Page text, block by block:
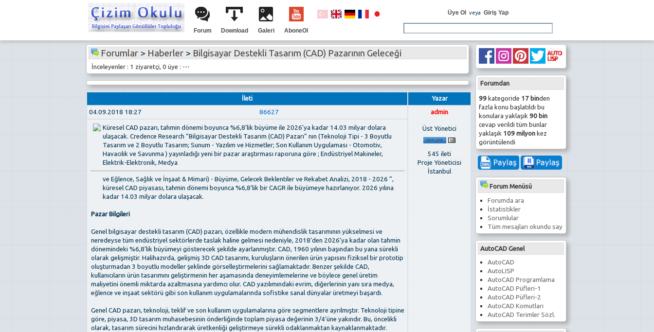
Forum Download Galeri AboneOl
Üye Ol veya Giriş Yap
Forumdan
99kategoride 17 binden
fazla konu başlatıldı bu
konulara yaklaşık 90 bin
cevap verildi tüm bunlar
yaklaşık 109 milyonkez
görüntülendi
Forum Menüsü
Forumda ara
İstatistikler
Sorumlular
Tüm mesajları okundu say
AutoCAD Genel
AutoCAD
AutoLISP
AutoCAD Programlama
AutoCAD Püfleri-1
AutoCAD Püfleri-2
AutoCAD Komutları
AutoCAD Terimler Sözl.
Forumlar> Haberler> Bilgisayar Destekli Tasarım (CAD) Pazarının Geleceği
İnceleyenler : 1 ziyaretçi, 0 üye : ---
İleti
Yazar
04.09.2018 18:27
86627 admin
Üst Yönetici
545 ileti
Proje Yöneticisi
İstanbul
Küresel CAD pazarı, tahmin dönemi boyunca %6,8'lik büyüme ile 2026'ya kadar 14.03 milyar dolara
ulaşacak. Credence Research “Bilgisayar Destekli Tasarım (CAD) Pazarı” nın (Teknoloji Tipi - 3 Boyutlu
Tasarım ve 2 Boyutlu Tasarım; Sunum - Yazılım ve Hizmetler; Son Kullanım Uygulaması - Otomotiv,
Havacılık ve Savunma ) yayınladığı yeni bir pazar araştırması raporuna göre ; Endüstriyel Makineler,
Elektrik-Elektronik, Medya
ve Eğlence, Sağlık ve İnşaat & Mimari) - Büyüme, Gelecek Beklentiler ve Rekabet Analizi, 2018 - 2026 ”,
küresel CAD piyasası, tahmin dönemi boyunca %6,8'lik bir CAGR ile büyümeye hazırlanıyor. 2026 yılına
kadar 14.03 milyar dolara ulaşacak.
Pazar Bilgileri
Genel bilgisayar destekli tasarım (CAD) pazarı, özellikle modern mühendislik tasarımının yükselmesi ve
neredeyse tüm endüstriyel sektörlerde taslak haline gelmesi nedeniyle, 2018'den 2026'ya kadar olan tahmin
dönemindeki %6,8'lik büyümeyi gösterecek şekilde ayarlanmıştır. CAD, 1960 yılının başından bu yana sürekli
olarak gelişmiştir. Halihazırda, gelişmiş 3D CAD tasarımı, kuruluşların önerilen ürün yapısını fiziksel bir prototip
oluşturmadan 3 boyutlu modeller şeklinde görselleştirmelerini sağlamaktadır. Benzer şekilde CAD,
kullanıcıların ürün tasarımını geliştirmenin her aşamasında deneyimlemelerine ve böylece genel üretim
maliyetini önemli miktarda azaltmasına yardımcı olur. CAD yazılımındaki evrim, diğerlerinin yanı sıra medya,
eğlence ve inşaat sektörü gibi son kullanım uygulamalarında sofistike sanal dünyalar üretmeyi başardı.
Genel CAD pazarı, teknoloji, teklif ve son kullanım uygulamalarına göre segmentlere ayrılmıştır. Teknoloji tipine
göre, piyasa, 3D tasarım muhasebesinin önderliğinde toplam piyasa değerinin 3/4'üne yakındır. Bu, öncelikli
olarak, tasarım sürecini hızlandırarak üretkenliği geliştirmeye sürekli odaklanmaktan kaynaklanmaktadır.